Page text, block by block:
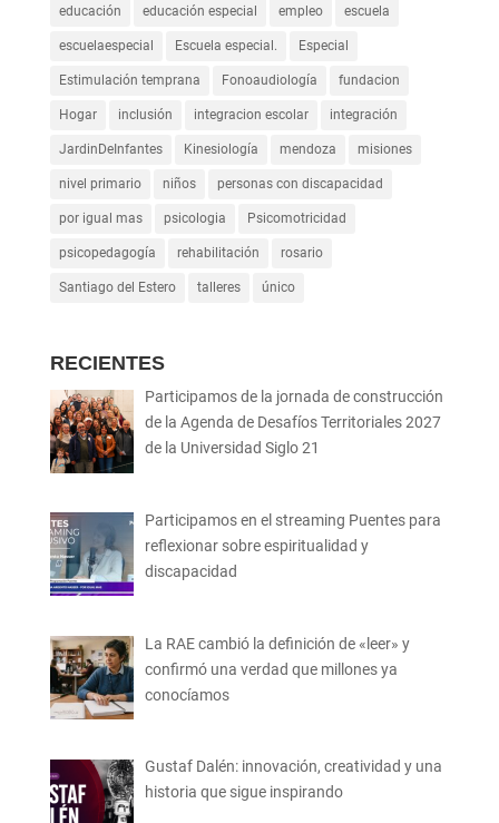
educación educación especial empleo escuela
escuelaespecial Escuela especial. Especial
Estimulación temprana Fonoaudiología fundacion
Hogar inclusión integracion escolar integración
JardinDeInfantes Kinesiología mendoza misiones
nivel primario niños personas con discapacidad
por igual mas psicologia Psicomotricidad
psicopedagogía rehabilitación rosario
Santiago del Estero talleres único
RECIENTES
Participamos de la jornada de construcción
de la Agenda de Desafíos Territoriales 2027
de la Universidad Siglo 21
Participamos en el streaming Puentes para
reflexionar sobre espiritualidad y
discapacidad
La RAE cambió la definición de «leer» y
confirmó una verdad que millones ya
conocíamos
Gustaf Dalén: innovación, creatividad y una
historia que sigue inspirando